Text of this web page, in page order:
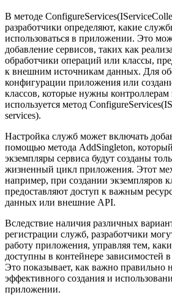
В методе
разработчики определяют, какие
использоваться в приложении. Это
добавление сервисов, таких как
обработчики операций или классы,
к внешним источникам данных. Для
конфигурации приложения или
классов, которые нужны контроллерам
используется метод
services).
Настройка служб может включать
помощью метода AddSingleton, который
экземпляры сервиса будут созданы
жизненный цикл приложения. Этот
например, при создании экземпляров
предоставляют доступ к важным
данных или внешние API.
Вследствие наличия различных
регистрации служб, разработчики
работу приложения, управляя тем,
доступны в контейнере
Это показывает, как важно правильно
эффективного создания и
приложении.